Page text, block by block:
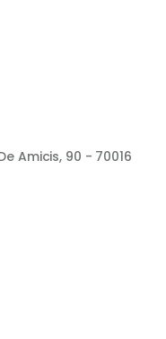
Amicis, 90 - 70016